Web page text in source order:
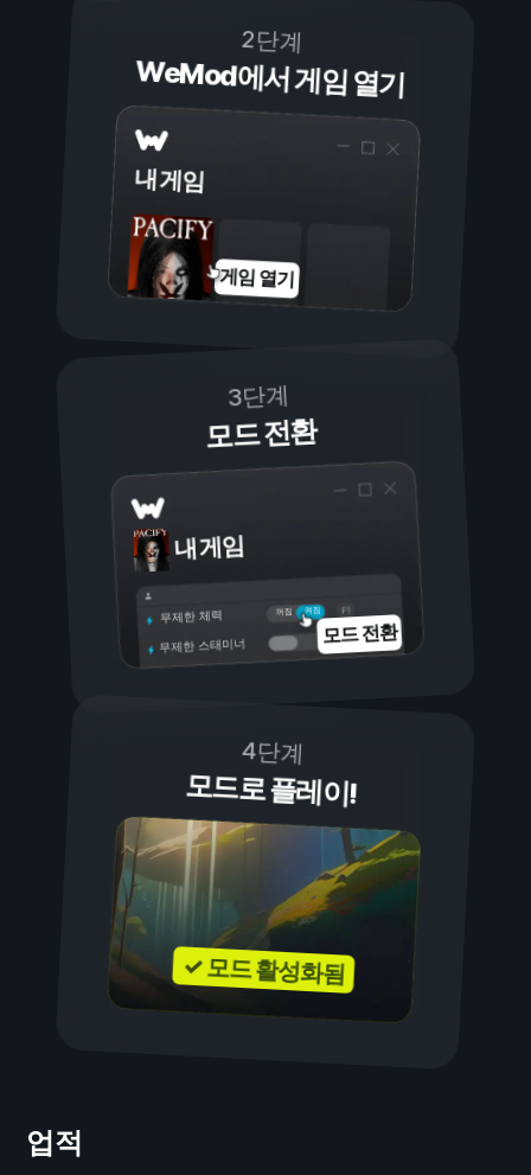
2단계
WeMod에서 게임 열기
내 게임
게임 열기
3단계
모드 전환
내 게임
켜짐
꺼짐
무제한 체력
무제한 스태미너 모드 전환
4단계
모드로 플레이!
✓ 모드 활성화됨
업적